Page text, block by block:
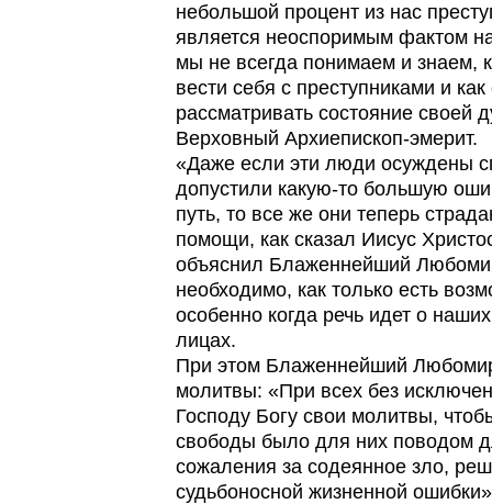
небольшой процент из нас
является неоспоримым фактом
мы не всегда понимаем и знаем,
вести себя с преступниками и
рассматривать состояние своей
Верховный Архиепископ-эмерит.
«Даже если эти люди осуждены
допустили какую-то большую
путь, то все же они теперь
помощи, как сказал Иисус
объяснил Блаженнейший
необходимо, как только есть
особенно когда речь идет о
лицах.
При этом Блаженнейший
молитвы: «При всех без
Господу Богу свои молитвы,
свободы было для них поводом
сожаления за содеянное зло,
судьбоносной жизненной